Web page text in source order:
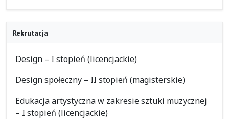
Rekrutacja
Design – I stopień (licencjackie)
Design społeczny – II stopień (magisterskie)
Edukacja artystyczna w zakresie sztuki muzycznej
– I stopień (licencjackie)